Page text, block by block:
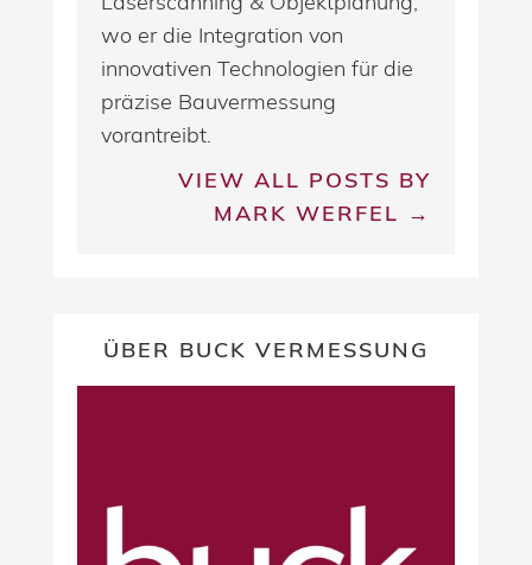
wo er die Integration von
innovativen Technologien für die
präzise Bauvermessung
vorantreibt.
VIEW ALL POSTS BY
MARK WERFEL →
ÜBER BUCK VERMESSUNG